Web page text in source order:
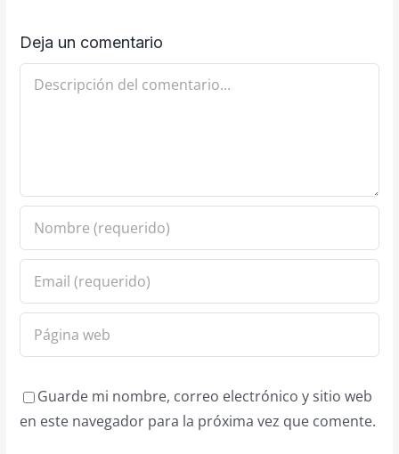
Deja un comentario
Comentario
Guarde mi nombre, correo electrónico y sitio web
en este navegador para la próxima vez que comente.